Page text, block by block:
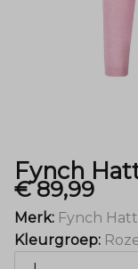
Fynch
€ 89,99
Merk: Fynch
Kleurgroep: